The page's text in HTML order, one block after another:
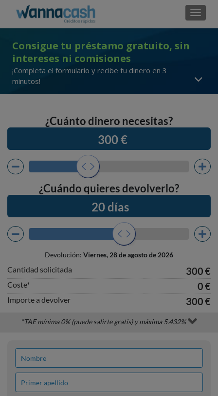
Consigue tu préstamo gratuito, sin
intereses ni comisiones
¡Completa el formulario y recibe tu dinero en 3
minutos!